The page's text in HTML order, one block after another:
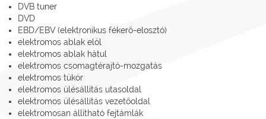
DVB tuner
DVD
EBD/EBV (elektronikus fékerő-elosztó)
elektromos ablak elöl
elektromos ablak hátul
elektromos csomagtérajtó-mozgatás
elektromos tükör
elektromos ülésállítás utasoldal
elektromos ülésállítás vezetőoldal
elektromosan állítható fejtámlák